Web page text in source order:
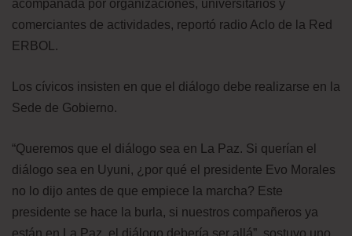
acompañada por organizaciones, universitarios y
comerciantes de actividades, reportó radio Aclo de la Red
ERBOL.
Los cívicos insisten en que el diálogo debe realizarse en la
Sede de Gobierno.
“Queremos que el diálogo sea en La Paz. Si querían el
diálogo sea en Uyuni, ¿por qué el presidente Evo Morales
no lo dijo antes de que empiece la marcha? Este
presidente se hace la burla, si nuestros compañeros ya
están en La Paz, el diálogo debería ser allá”, sostuvo uno